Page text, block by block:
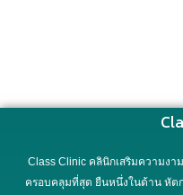
Class Clinic คลินิกเสริมความง
ครอบคลุมที่สุด ยืนหนึ่งในด้าน หัต